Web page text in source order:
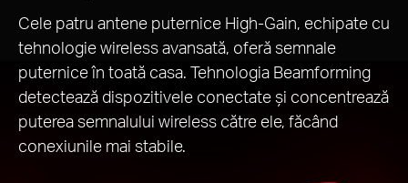
Cele patru antene puternice High-Gain, echipate cu
tehnologie wireless avansată, oferă semnale
puternice în toată casa. Tehnologia Beamforming
detectează dispozitivele conectate și concentrează
puterea semnalului wireless către ele, făcând
conexiunile mai stabile.